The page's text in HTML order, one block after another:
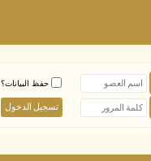
حفظ البيانات؟